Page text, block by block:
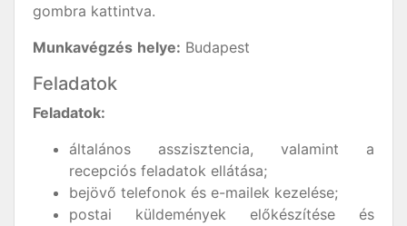
gombra kattintva.
Munkavégzés helye: Budapest
Feladatok
Feladatok:
általános asszisztencia, valamint a
recepciós feladatok ellátása;
bejövő telefonok és e-mailek kezelése;
postai küldemények előkészítése és